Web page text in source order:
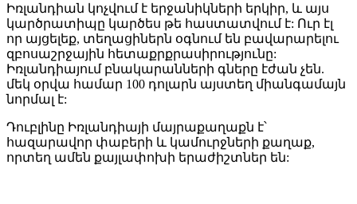
Իռլանդիան կոչվում է երջանիկների երկիր, և այս
կարծրատիպը կարծես թե հաստատվում է: Ուր էլ
որ այցելեք, տեղացիներն օգնում են բավարարելու
զբոսաշրջային հետաքրքրասիրությունը:
Իռլանդիայում բնակարանների գները էժան չեն.
մեկ օրվա համար 100 դոլարն այստեղ միանգամայն
նորմալ է:
Դուբլինը Իռլանդիայի մայրաքաղաքն է՝
հազարավոր փաբերի և կամուրջների քաղաք,
որտեղ ամեն քայլափոխի երաժիշտներ են: